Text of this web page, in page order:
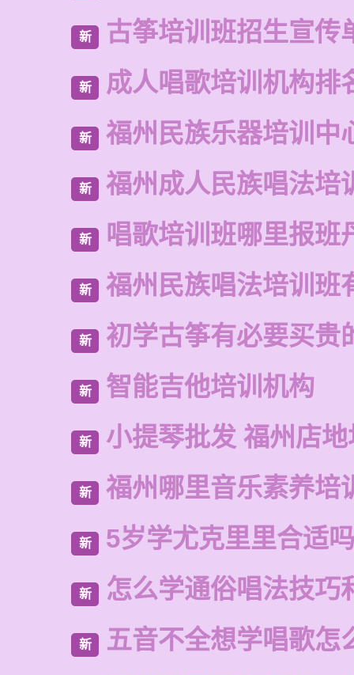
新 古筝培训班招生宣传
新 成人唱歌培训机构排
新 福州民族乐器培训中
新 福州成人民族唱法培
新 唱歌培训班哪里报班
新 福州民族唱法培训班
新 初学古筝有必要买贵
新 智能吉他培训机构
新 小提琴批发 福州店地
新 福州哪里音乐素养培
新 5岁学尤克里里合适吗
新 怎么学通俗唱法技巧
新 五音不全想学唱歌怎